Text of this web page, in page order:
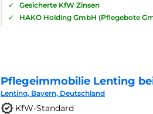
✓
Gesicherte KfW Zinsen
✓
HAKO Holding GmbH (Pflegebote
Pflegeimmobilie Lenting
Lenting, Bayern, Deutschland
KfW-Standard